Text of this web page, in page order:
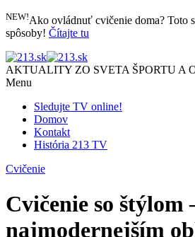
NEW!Ako ovládnuť cvičenie doma? Toto
spôsoby! Čítajte tu
AKTUALITY ZO SVETA ŠPORTU A
Menu
Sledujte TV online!
Domov
Kontakt
História 213 TV
Cvičenie
Cvičenie so štýlom
najmodernejším